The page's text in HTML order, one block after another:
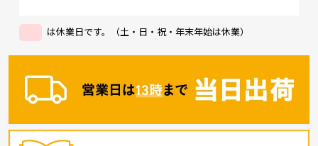
は休業日です。（土・日・祝・年末年始は休業）